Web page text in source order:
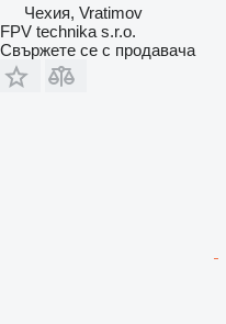
Чехия, Vratimov
FPV technika s.r.o.
Свържете се с продавача